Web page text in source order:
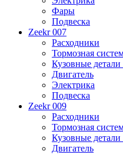
Фары
Подвеска
Zeekr 007
Расходники
Тормозная
Кузовные детали
Двигатель
Электрика
Подвеска
Zeekr 009
Расходники
Тормозная
Кузовные детали
Двигатель